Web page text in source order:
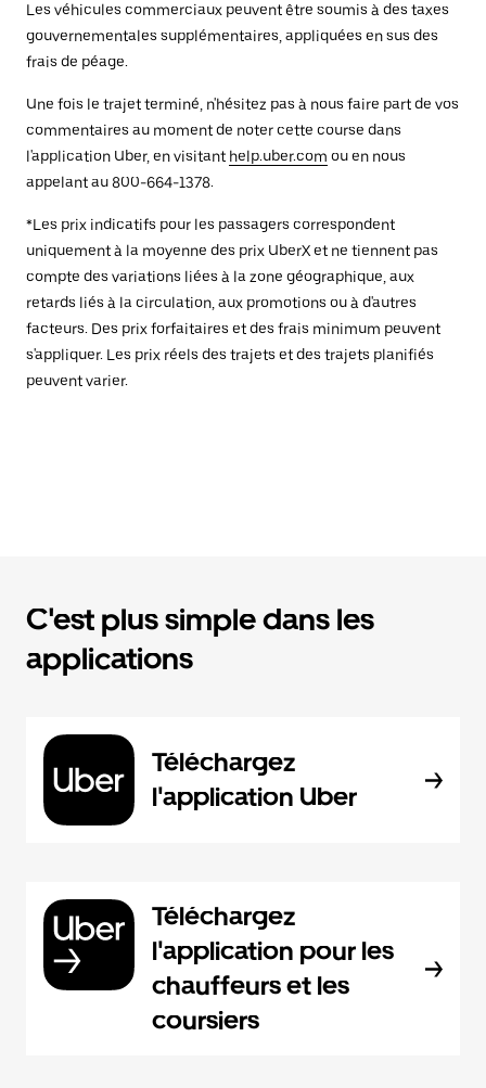
Les véhicules commerciaux peuvent être soumis à des taxes
gouvernementales supplémentaires, appliquées en sus des
frais de péage.
Une fois le trajet terminé, n'hésitez pas à nous faire part de vos
commentaires au moment de noter cette course dans
l'application Uber, en visitant help.uber.com ou en nous
appelant au 800-664-1378.
*Les prix indicatifs pour les passagers correspondent
uniquement à la moyenne des prix UberX et ne tiennent pas
compte des variations liées à la zone géographique, aux
retards liés à la circulation, aux promotions ou à d'autres
facteurs. Des prix forfaitaires et des frais minimum peuvent
s'appliquer. Les prix réels des trajets et des trajets planifiés
peuvent varier.
C'est plus simple dans les
applications
Téléchargez
l'application Uber
Téléchargez
l'application pour les
chauffeurs et les
coursiers